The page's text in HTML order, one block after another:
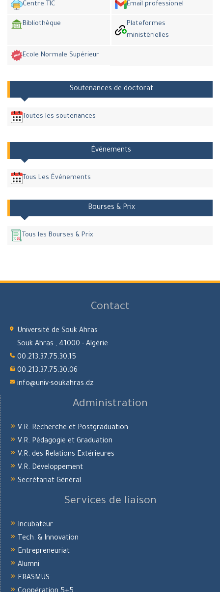
Centre TIC Email professionel
Bibliothèque
Plateformes
ministèrielles
Ecole Normale Supérieur
Soutenances de doctorat
Toutes les soutenances
Événements
Tous Les Événements
Bourses & Prix
Tous les Bourses & Prix
Contact
Université de Souk Ahras
Souk Ahras , 41000 - Algérie
00.213.37.75.30.15
00.213.37.75.30.06
info@univ-soukahras.dz
Administration
V.R. Recherche et Postgraduation
V.R. Pédagogie et Graduation
V.R. des Relations Extérieures
V.R. Développement
Secrétariat Général
Services de liaison
Incubateur
Tech. & Innovation
Entrepreneuriat
Alumni
ERASMUS